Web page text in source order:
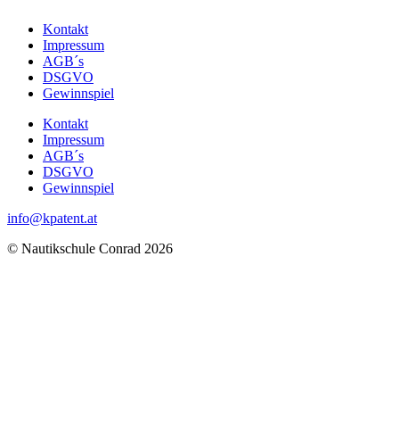
Kontakt
Impressum
AGB´s
DSGVO
Gewinnspiel
Kontakt
Impressum
AGB´s
DSGVO
Gewinnspiel
info@kpatent.at
© Nautikschule Conrad 2026